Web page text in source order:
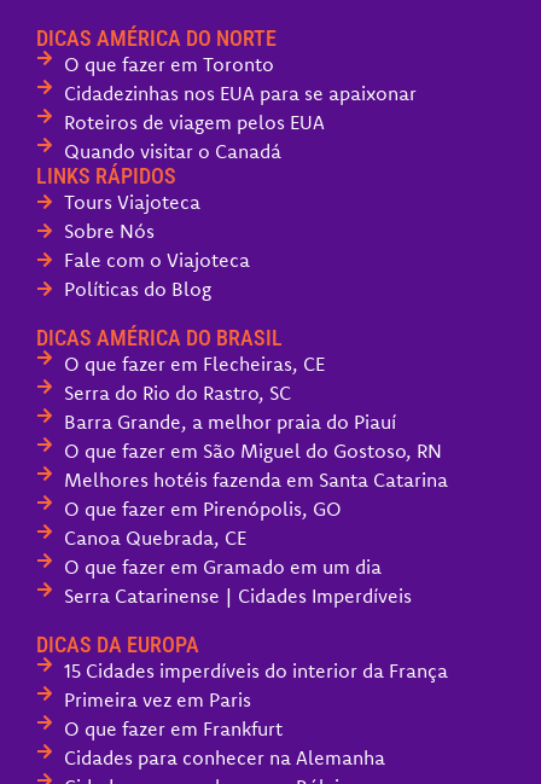
DICAS AMÉRICA DO NORTE
O que fazer em Toronto
Cidadezinhas nos EUA para se apaixonar
Roteiros de viagem pelos EUA
Quando visitar o Canadá
LINKS RÁPIDOS
Tours Viajoteca
Sobre Nós
Fale com o Viajoteca
Políticas do Blog
DICAS AMÉRICA DO BRASIL
O que fazer em Flecheiras, CE
Serra do Rio do Rastro, SC
Barra Grande, a melhor praia do Piauí
O que fazer em São Miguel do Gostoso, RN
Melhores hotéis fazenda em Santa Catarina
O que fazer em Pirenópolis, GO
Canoa Quebrada, CE
O que fazer em Gramado em um dia
Serra Catarinense | Cidades Imperdíveis
DICAS DA EUROPA
15 Cidades imperdíveis do interior da França
Primeira vez em Paris
O que fazer em Frankfurt
Cidades para conhecer na Alemanha